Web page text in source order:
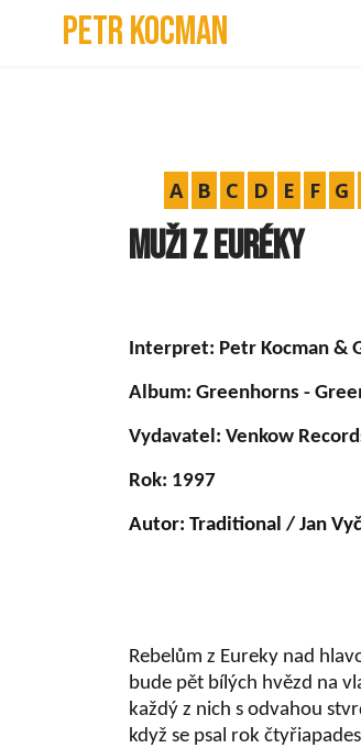
Petr Kocman
A B C D E F G
Muži z Euréky
Interpret: Petr Kocman &
Album: Greenhorns -
Vydavatel: Venkow
Rok: 1997
Autor: Traditional / Jan
Rebelům z Eureky nad
bude pět bílých hvězd na
každý z nich s odvahou
když se psal rok